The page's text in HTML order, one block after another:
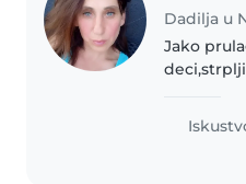
Dadilja u
Jako